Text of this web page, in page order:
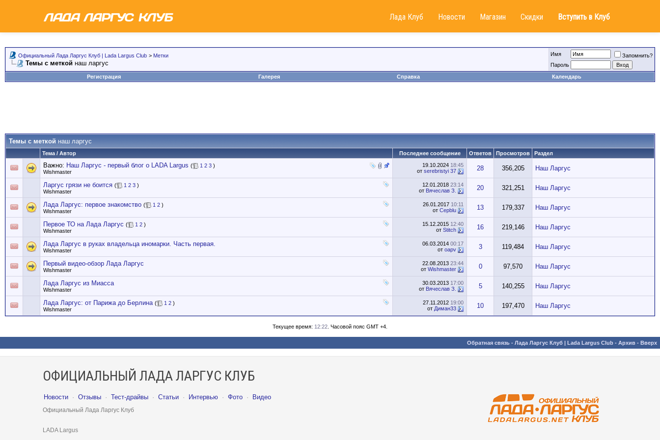
Лада Клуб Новости Магазин Скидки Вступить в Клуб
Официальный Лада Ларгус Клуб | Lada Largus Club > Метки
Темы с меткой наш ларгус
Имя
Запомнить?
Пароль
Регистрация
Галерея Справка Календарь
Темы с меткой наш ларгус
Тема / Автор Последнее сообщение Ответов Просмотров Раздел
Важно: Наш Ларгус - первый блог о LADA Largus ( 1 2 3 )
Wishmaster
19.10.2024 18:45
от serebristyi 37 28 356,205 Наш Ларгус
Ларгус грязи не боится ( 1 2 3 )
Wishmaster
12.01.2018 23:14
от Вячеслав З. 20 321,251 Наш Ларгус
Лада Ларгус: первое знакомство ( 1 2 )
Wishmaster
26.01.2017 10:11
от Cepblu 13 179,337 Наш Ларгус
Первое ТО на Лада Ларгус ( 1 2 )
Wishmaster
15.12.2015 12:40
от Stitch 16 219,146 Наш Ларгус
Лада Ларгус в руках владельца иномарки. Часть первая.
Wishmaster
06.03.2014 00:17
от oapv 3 119,484 Наш Ларгус
Первый видео-обзор Лада Ларгус
Wishmaster
22.08.2013 23:44
от Wishmaster 0 97,570 Наш Ларгус
Лада Ларгус из Миасса
Wishmaster
30.03.2013 17:00
от Вячеслав З. 5 140,255 Наш Ларгус
Лада Ларгус: от Парижа до Берлина ( 1 2 )
Wishmaster
27.11.2012 19:00
от Диман33 10 197,470 Наш Ларгус
Текущее время: 12:22 . Часовой пояс GMT +4.
Обратная связь - Лада Ларгус Клуб | Lada Largus Club - Архив - Вверх
ОФИЦИАЛЬНЫЙ ЛАДА ЛАРГУС КЛУБ
Новости · Отзывы · Тест-драйвы · Статьи · Интервью · Фото · Видео
Официальный Лада Ларгус Клуб
LADA Largus